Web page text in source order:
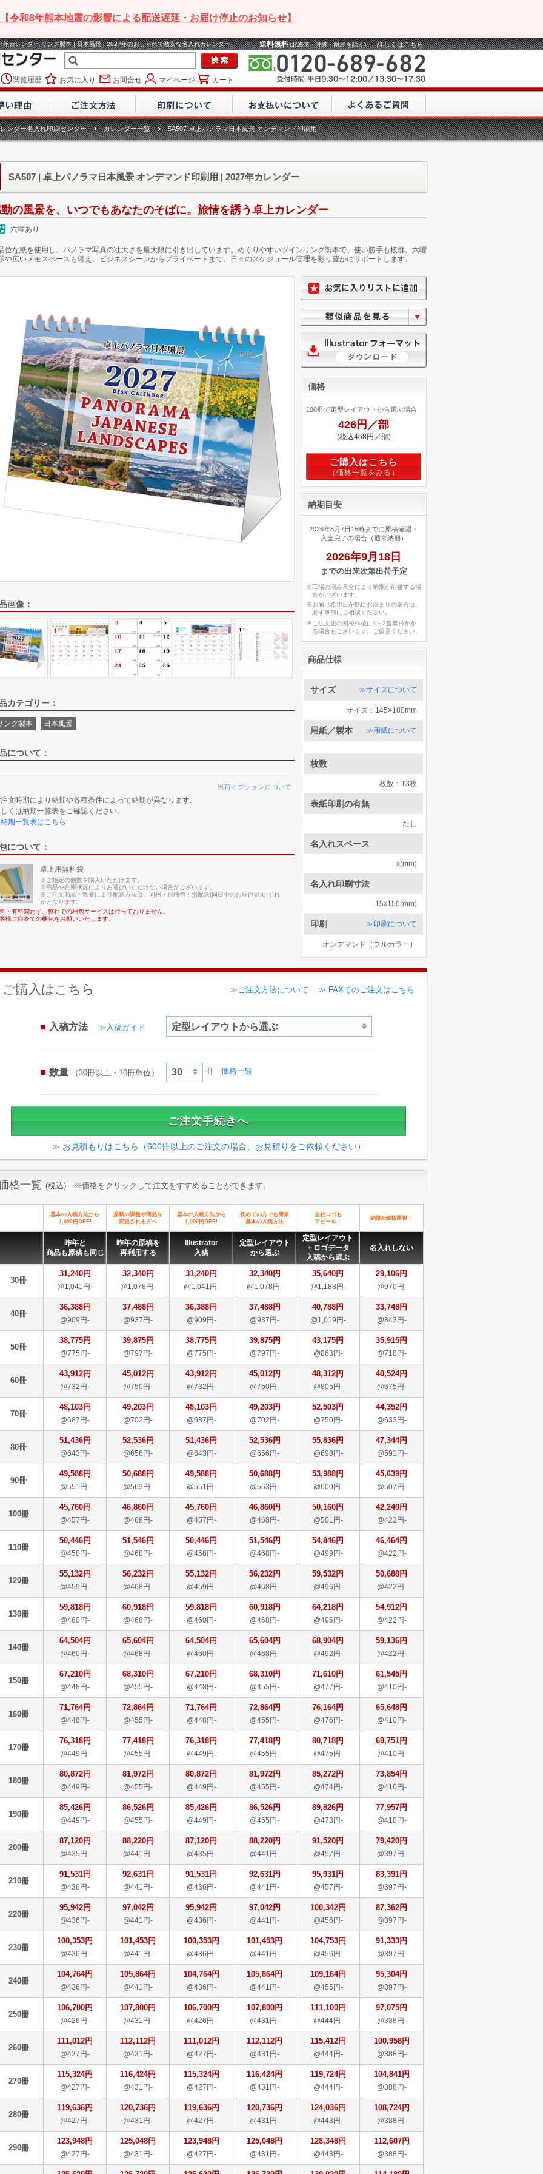
【令和8年熊本地震の影響による配送遅延・お届け停止のお知らせ】
カレンダー リング製本 | 日本風景 | 2027年のおしゃれで激安な名入れカレンダー 送料無料 (北海道・沖縄・離島を除く) 詳しくはこちら
閲覧履歴 お気に入り お問合せ マイページ カート
ンダー名入れ印刷センター カレンダー一覧 SA507 卓上パノラマ日本風景 オンデマンド印刷用
SA507 | 卓上パノラマ日本風景 オンデマンド印刷用 | 2027年カレンダー
の風景を、いつでもあなたのそばに。旅情を誘う卓上カレンダー
六曜あり
位な紙を使用し、パノラマ写真の壮大さを最大限に引き出しています。めくりやすいツインリング製本で、使い勝手も抜群。六曜
や広いメモスペースも備え、ビジネスシーンからプライベートまで、日々のスケジュール管理を彩り豊かにサポートします。
画像：
カテゴリー：
ング製本 日本風景
について：
出荷オプションについて
文時期により納期や各種条件によって納期が異なります。
くは納期一覧表をご確認ください。
期一覧表はこちら
について：
卓上用無料袋
※ご指定の個数を購入いただけます。
※商品や在庫状況によりお選びいただけない場合がございます。
※ご注文商品・数量により配送方法は、同梱・別梱包・別配送(同日中のお届け)のいずれ
かとなります。
・有料問わず、弊社での梱包サービスは行っておりません。
様ご自身での梱包をお願いいたします。
価格
100冊で定型レイアウトから選ぶ場合
426円／部
(税込468円／部)
ご購入はこちら
納期目安
2026年8月7日15時までに原稿確認・
入金完了の場合（通常納期）
2026年9月18日
までの出来次第出荷予定
※工場の混み具合により納期が前後する場
合がございます。
※お届け希望日が既にお決まりの場合は、
必ず事前にご相談ください。
※ご注文後の初校作成に1～2営業日かか
る場合もございます。ご留意ください。
商品仕様
サイズ ≫サイズについて
サイズ：145×180mm
用紙／製本 ≫用紙について
枚数
枚数：13枚
表紙印刷の有無
なし
名入れスペース
x(mm)
名入れ印刷寸法
15x150(mm)
印刷 ≫印刷について
オンデマンド（フルカラー）
ご購入はこちら ≫ご注文方法について ≫ FAXでのご注文はこちら
入稿方法 ≫入稿ガイド
数量 （30冊以上・10冊単位） 冊 価格一覧
≫ お見積もりはこちら（600冊以上のご注文の場合、お見積りをご依頼ください）
格一覧 (税込) ※価格をクリックして注文をすすめることができます。
基本の入稿方法から
1,000円OFF!
原稿の調整や商品を
変更される方へ
基本の入稿方法から
1,000円OFF!
初めての方でも簡単
基本の入稿方法
会社ロゴも
アピール！
納期&価格重視！
昨年と
商品も原稿も同じ
昨年の原稿を
再利用する
Illustrator
入稿
定型レイアウト
から選ぶ
定型レイアウト
＋ロゴデータ
入稿から選ぶ
名入れしない
30冊
31,240円
@1,041円-
32,340円
@1,078円-
31,240円
@1,041円-
32,340円
@1,078円-
35,640円
@1,188円-
29,106円
@970円-
40冊
36,388円
@909円-
37,488円
@937円-
36,388円
@909円-
37,488円
@937円-
40,788円
@1,019円-
33,748円
@843円-
50冊
38,775円
@775円-
39,875円
@797円-
38,775円
@775円-
39,875円
@797円-
43,175円
@863円-
35,915円
@718円-
60冊
43,912円
@732円-
45,012円
@750円-
43,912円
@732円-
45,012円
@750円-
48,312円
@805円-
40,524円
@675円-
70冊
48,103円
@687円-
49,203円
@702円-
48,103円
@687円-
49,203円
@702円-
52,503円
@750円-
44,352円
@633円-
80冊
51,436円
@643円-
52,536円
@656円-
51,436円
@643円-
52,536円
@656円-
55,836円
@698円-
47,344円
@591円-
90冊
49,588円
@551円-
50,688円
@563円-
49,588円
@551円-
50,688円
@563円-
53,988円
@600円-
45,639円
@507円-
100冊
45,760円
@457円-
46,860円
@468円-
45,760円
@457円-
46,860円
@468円-
50,160円
@501円-
42,240円
@422円-
110冊
50,446円
@458円-
51,546円
@468円-
50,446円
@458円-
51,546円
@468円-
54,846円
@499円-
46,464円
@422円-
120冊
55,132円
@459円-
56,232円
@468円-
55,132円
@459円-
56,232円
@468円-
59,532円
@496円-
50,688円
@422円-
130冊
59,818円
@460円-
60,918円
@468円-
59,818円
@460円-
60,918円
@468円-
64,218円
@495円-
54,912円
@422円-
140冊
64,504円
@460円-
65,604円
@468円-
64,504円
@460円-
65,604円
@468円-
68,904円
@492円-
59,136円
@422円-
150冊
67,210円
@448円-
68,310円
@455円-
67,210円
@448円-
68,310円
@455円-
71,610円
@477円-
61,545円
@410円-
160冊
71,764円
@448円-
72,864円
@455円-
71,764円
@448円-
72,864円
@455円-
76,164円
@476円-
65,648円
@410円-
170冊
76,318円
@449円-
77,418円
@455円-
76,318円
@449円-
77,418円
@455円-
80,718円
@475円-
69,751円
@410円-
180冊
80,872円
@449円-
81,972円
@455円-
80,872円
@449円-
81,972円
@455円-
85,272円
@474円-
73,854円
@410円-
190冊
85,426円
@449円-
86,526円
@455円-
85,426円
@449円-
86,526円
@455円-
89,826円
@473円-
77,957円
@410円-
200冊
87,120円
@435円-
88,220円
@441円-
87,120円
@435円-
88,220円
@441円-
91,520円
@457円-
79,420円
@397円-
210冊
91,531円
@436円-
92,631円
@441円-
91,531円
@436円-
92,631円
@441円-
95,931円
@457円-
83,391円
@397円-
220冊
95,942円
@436円-
97,042円
@441円-
95,942円
@436円-
97,042円
@441円-
100,342円
@456円-
87,362円
@397円-
230冊
100,353円
@436円-
101,453円
@441円-
100,353円
@436円-
101,453円
@441円-
104,753円
@456円-
91,333円
@397円-
240冊
104,764円
@436円-
105,864円
@441円-
104,764円
@436円-
105,864円
@441円-
109,164円
@455円-
95,304円
@397円-
250冊
106,700円
@426円-
107,800円
@431円-
106,700円
@426円-
107,800円
@431円-
111,100円
@444円-
97,075円
@388円-
260冊
111,012円
@427円-
112,112円
@431円-
111,012円
@427円-
112,112円
@431円-
115,412円
@444円-
100,958円
@388円-
270冊
115,324円
@427円-
116,424円
@431円-
115,324円
@427円-
116,424円
@431円-
119,724円
@444円-
104,841円
@388円-
280冊
119,636円
@427円-
120,736円
@431円-
119,636円
@427円-
120,736円
@431円-
124,036円
@443円-
108,724円
@388円-
290冊
123,948円
@427円-
125,048円
@431円-
123,948円
@427円-
125,048円
@431円-
128,348円
@443円-
112,607円
@388円-